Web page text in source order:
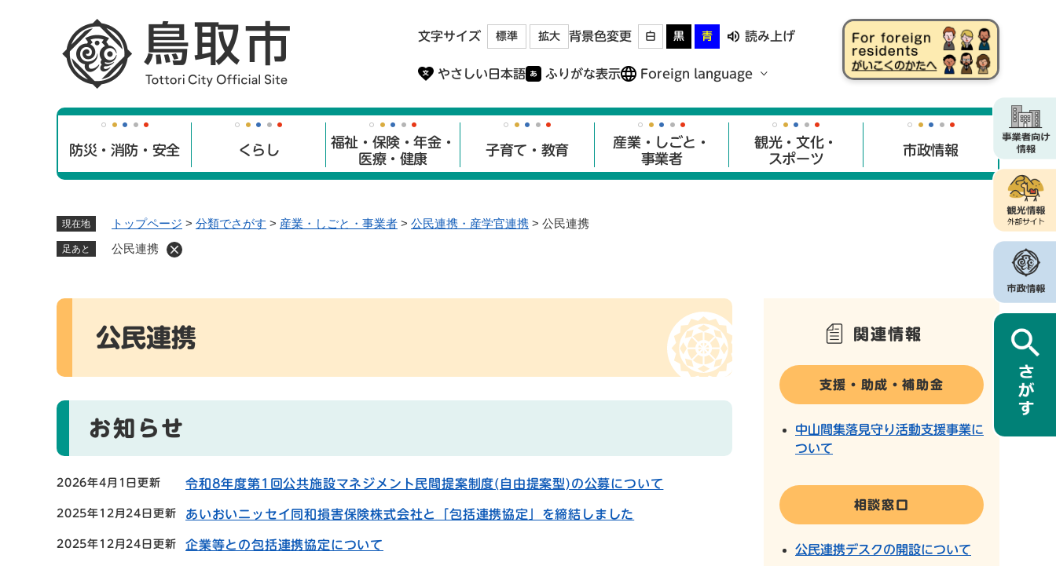
文字サイズ 標準 拡大 背景色変更 白 黒 青 読み上げ
やさしい日本語 ふりがな表示 Foreign language
防災・消防・安全 くらし
福祉・保険・年金・
医療・健康
子育て・教育
産業・しごと・
事業者
観光・文化・
スポーツ
市政情報
現在地 トップページ > 分類でさがす > 産業・しごと・事業者 > 公民連携・産学官連携 > 公民連携
足あと 公民連携
本
公民連携
お知らせ
2026年4月1日更新 令和8年度第1回公共施設マネジメント民間提案制度(自由提案型)の公募について
2025年12月24日更新 あいおいニッセイ同和損害保険株式会社と「包括連携協定」を締結しました
2025年12月24日更新 企業等との包括連携協定について
関連情報
支援・助成・補助金
中山間集落見守り活動支援事業に
ついて
相談窓口
公民連携デスクの開設について